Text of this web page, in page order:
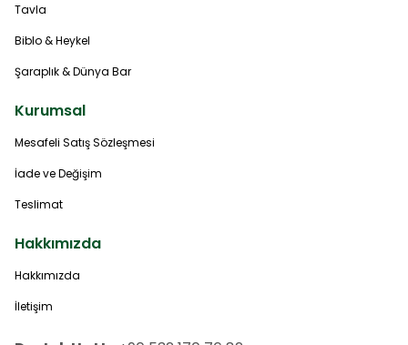
Tavla
Biblo & Heykel
Şaraplık & Dünya Bar
Kurumsal
Mesafeli Satış Sözleşmesi
İade ve Değişim
Teslimat
Hakkımızda
Hakkımızda
İletişim